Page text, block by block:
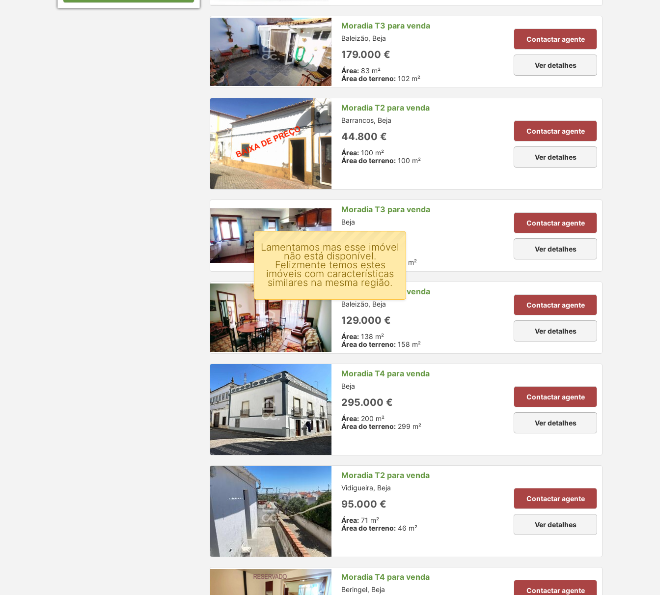
Moradia T3 para venda
Baleizão, Beja
179.000 €
Área: 83 m²
Área do terreno: 102 m²
Contactar agente
Ver detalhes
Moradia T2 para venda
Barrancos, Beja
44.800 €
Área: 100 m²
Área do terreno: 100 m²
Contactar agente
Ver detalhes
Moradia T3 para venda
Beja
Área:140 m²
Área do terreno:
78 m²
Contactar agente
Ver detalhes
Moradia T3 para venda
Baleizão, Beja
129.000 €
Área: 138 m²
Área do terreno: 158 m²
Contactar agente
Ver detalhes
Moradia T4 para venda
Beja
295.000 €
Área: 200 m²
Área do terreno: 299 m²
Contactar agente
Ver detalhes
Moradia T2 para venda
Vidigueira, Beja
95.000 €
Área: 71 m²
Área do terreno: 46 m²
Contactar agente
Ver detalhes
Moradia T4 para venda
Beringel, Beja Contactar agente
Lamentamos mas esse imóvel
não está disponível.
Felizmente temos estes
imóveis com características
similares na mesma região.